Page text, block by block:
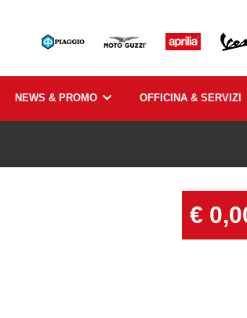
NEWS & PROMO OFFICINA & SERVIZI
€